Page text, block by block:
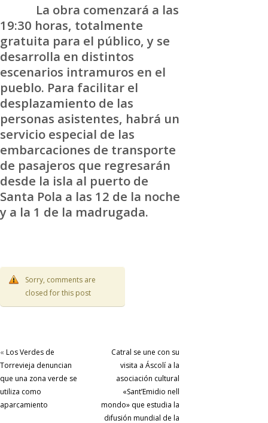
La obra comenzará a las
19:30 horas, totalmente
gratuita para el público, y se
desarrolla en distintos
escenarios intramuros en el
pueblo. Para facilitar el
desplazamiento de las
personas asistentes, habrá un
servicio especial de las
embarcaciones de transporte
de pasajeros que regresarán
desde la isla al puerto de
Santa Pola a las 12 de la noche
y a la 1 de la madrugada.
Sorry, comments are
closed for this post
« Los Verdes de
Torrevieja denuncian
que una zona verde se
utiliza como
aparcamiento
Catral se une con su
visita a Áscolí a la
asociación cultural
«Sant’Emidio nell
mondo» que estudia la
difusión mundial de la